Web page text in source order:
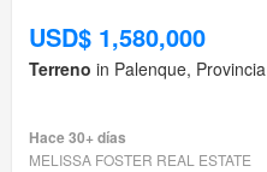
USD$ 1,580,000
Terreno in Palenque,
Hace 30+ días
MELISSA FOSTER REAL ESTATE